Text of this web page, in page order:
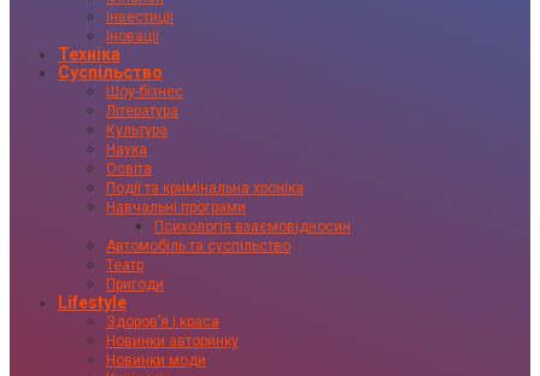
Інвестиції
Іновації
Техніка
Суспільство
Шоу-бізнес
Література
Культура
Наука
Освіта
Події та кримінальна хроніка
Навчальні програми
Психологія взаємовідносин
Автомобіль та суспільство
Театр
Пригоди
Lifestyle
Здоровʼя і краса
Новинки авторинку
Новинки моди